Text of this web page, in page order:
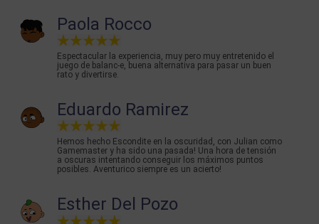
Paola Rocco
Espectacular la experiencia, muy pero muy entretenido el
juego de balanc-e, buena alternativa para pasar un buen
rato y divertirse.
Eduardo Ramirez
Hemos hecho Escondite en la oscuridad, con Julian como
Gamemaster y ha sido una pasada! Una hora de tensión
a oscuras intentando conseguir los máximos puntos
posibles. Aventurico siempre es un acierto!
Esther Del Pozo